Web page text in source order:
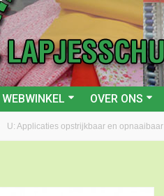
WEBWINKEL OVER ONS
U: Applicaties opstrijkbaar en opnaaibaar